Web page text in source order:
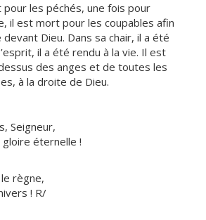
les péchés, une fois pour
il est mort pour les coupables afin
Dieu. Dans sa chair, il a été
il a été rendu à la vie. Il est
des anges et de toutes les
à la droite de Dieu.
Seigneur,
éternelle !
règne,
! R/